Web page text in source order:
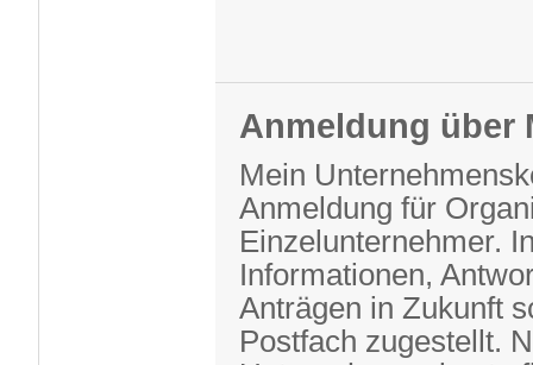
Anmeldung über
Mein
Anmeldung für
Einzelunternehmer.
Informationen,
Anträgen in Zukunft
Postfach zugestellt.